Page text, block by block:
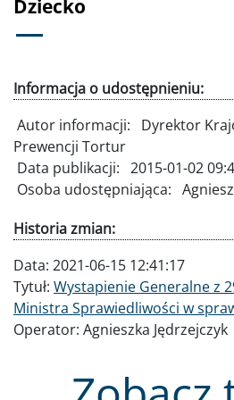
Dziecko
Informacja o udostępnieniu:
Autor informacji:
Dyrektor
Prewencji Tortur
Data publikacji: 2015-01-02
Osoba udostępniająca:
Historia zmian:
Data: 2021-06-15 12:41:17
Tytuł: Wystapienie Generalne z
Ministra Sprawiedliwości w
Operator: Agnieszka Jędrzejczyk